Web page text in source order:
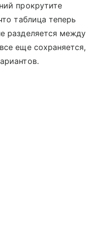
прокрутите
таблица теперь
разделяется между
еще сохраняется,